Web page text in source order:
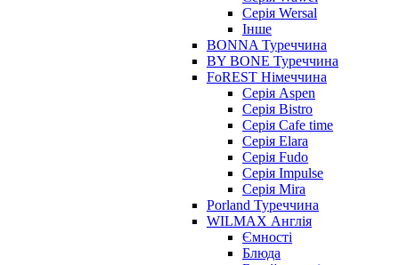
Серія Wersal
Інше
BONNA Туреччина
BY BONE Туреччина
FoREST Німеччина
Серія Aspen
Серія Bistro
Серія Cafe time
Серія Elara
Серія Fudo
Серія Impulse
Серія Mira
Porland Туреччина
WILMAX Англія
Ємності
Блюда